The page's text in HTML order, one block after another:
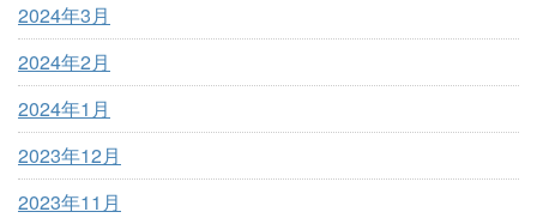
2024年3月
2024年2月
2024年1月
2023年12月
2023年11月